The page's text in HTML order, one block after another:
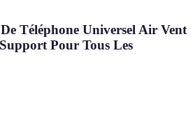
Téléphone Universel Air Vent
Pour Tous Les